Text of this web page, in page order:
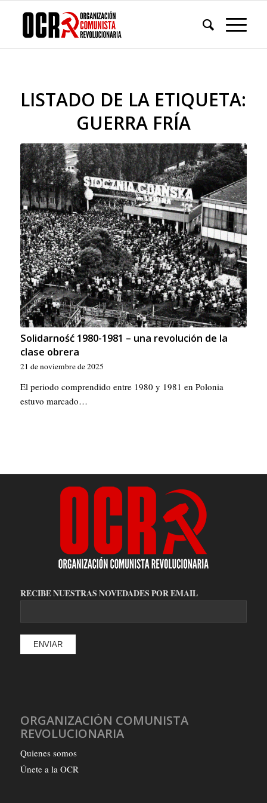
LISTADO DE LA ETIQUETA:
GUERRA FRÍA
Solidarność 1980-1981 – una revolución de la
clase obrera
21 de noviembre de 2025
El periodo comprendido entre 1980 y 1981 en Polonia
estuvo marcado…
RECIBE NUESTRAS NOVEDADES POR EMAIL
ORGANIZACIÓN COMUNISTA
REVOLUCIONARIA
Quienes somos
Únete a la OCR